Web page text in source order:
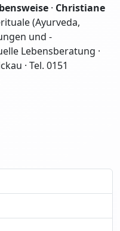
· Christiane
(Ayurveda,
und -
Lebensberatung ·
· Tel. 0151